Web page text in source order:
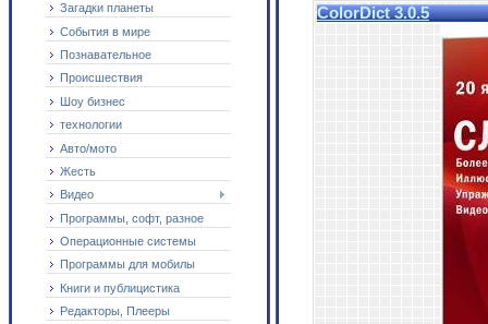
Загадки планеты
События в мире
Познавательное
Происшествия
Шоу бизнес
технологии
Авто/мото
Жесть
Видео
Программы, софт, разное
Операционные системы
Программы для мобилы
Книги и публицистика
Редакторы, Плееры
ColorDict 3.0.5